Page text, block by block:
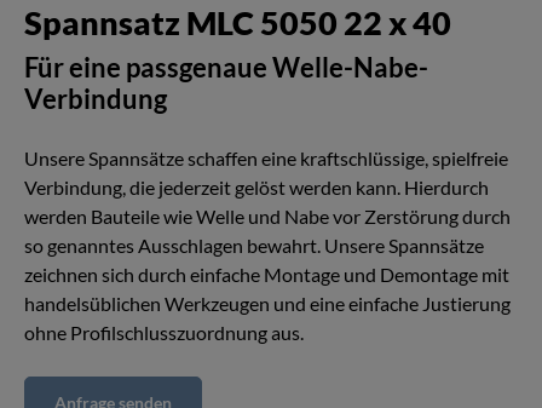
Spannsatz MLC 5050 22 x 40
Für eine passgenaue Welle-Nabe-
Verbindung
Unsere Spannsätze schaffen eine kraftschlüssige, spielfreie
Verbindung, die jederzeit gelöst werden kann. Hierdurch
werden Bauteile wie Welle und Nabe vor Zerstörung durch
so genanntes Ausschlagen bewahrt. Unsere Spannsätze
zeichnen sich durch einfache Montage und Demontage mit
handelsüblichen Werkzeugen und eine einfache Justierung
ohne Profilschlusszuordnung aus.
Anfrage senden